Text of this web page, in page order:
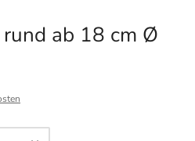
rund ab 18 cm Ø